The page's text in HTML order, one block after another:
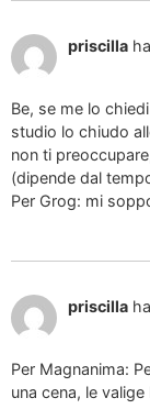
priscilla
Be, se me lo
studio lo chiudo
non ti
(dipende dal
Per Grog: mi
priscilla
Per Magnanima:
una cena, le